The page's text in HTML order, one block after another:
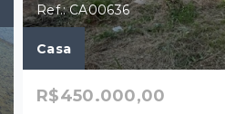
Ref.: CA00636
Casa
R$450.000,00